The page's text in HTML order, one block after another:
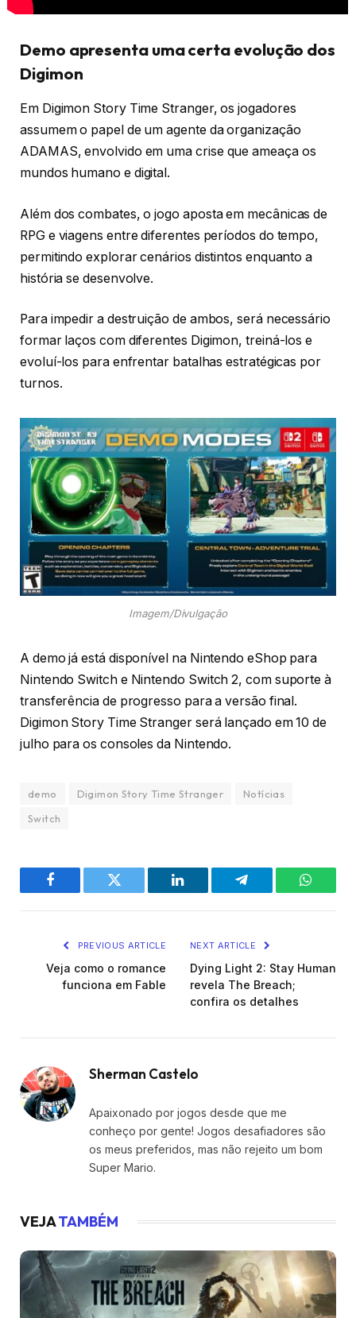
Demo apresenta uma certa evolução dos
Digimon
Em Digimon Story Time Stranger, os jogadores
assumem o papel de um agente da organização
ADAMAS, envolvido em uma crise que ameaça os
mundos humano e digital.
Além dos combates, o jogo aposta em mecânicas de
RPG e viagens entre diferentes períodos do tempo,
permitindo explorar cenários distintos enquanto a
história se desenvolve.
Para impedir a destruição de ambos, será necessário
formar laços com diferentes Digimon, treiná-los e
evoluí-los para enfrentar batalhas estratégicas por
turnos.
Imagem/Divulgação
A demo já está disponível na Nintendo eShop para
Nintendo Switch e Nintendo Switch 2, com suporte à
transferência de progresso para a versão final.
Digimon Story Time Stranger será lançado em 10 de
julho para os consoles da Nintendo.
demo Digimon Story Time Stranger
Notícias
Switch
Facebook Twitter LinkedIn Telegram
PREVIOUS ARTICLE
Veja como o romance
funciona em Fable
NEXT ARTICLE
Dying Light 2: Stay Human
revela The Breach;
confira os detalhes
Sherman Castelo
Apaixonado por jogos desde que me
conheço por gente! Jogos desafiadores são
os meus preferidos, mas não rejeito um bom
Super Mario.
VEJATAMBÉM